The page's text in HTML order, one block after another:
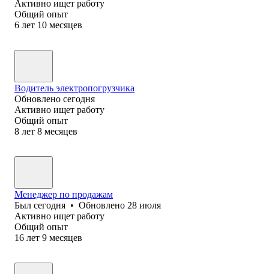
Активно ищет работу
Общий опыт
6 лет 10 месяцев
Водитель электропогрузчика
Обновлено сегодня
Активно ищет работу
Общий опыт
8 лет 8 месяцев
Менеджер по продажам
Был сегодня • Обновлено 28 июля
Активно ищет работу
Общий опыт
16 лет 9 месяцев